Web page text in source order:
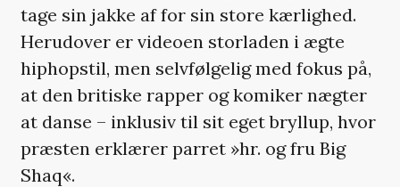
tage sin jakke af for sin store kærlighed.
Herudover er videoen storladen i ægte
hiphopstil, men selvfølgelig med fokus på,
at den britiske rapper og komiker nægter
at danse – inklusiv til sit eget bryllup, hvor
præsten erklærer parret »hr. og fru Big
Shaq«.